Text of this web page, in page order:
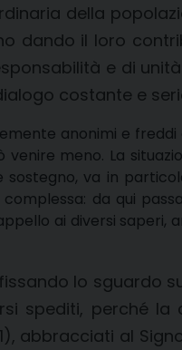
della
dando il loro
e di
costante e
anonimi e freddi
meno. La
sostegno, va in
da qui
ai diversi saperi,
lo sguardo
spediti, perché
abbracciati al